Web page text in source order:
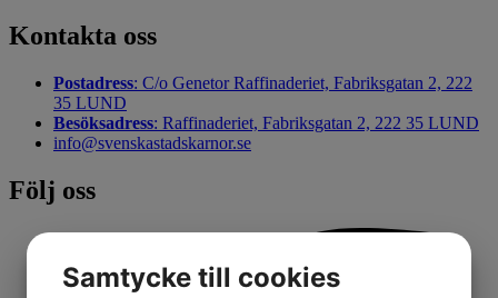
Kontakta oss
Postadress: C/o Genetor Raffinaderiet, Fabriksgatan 2, 222
35 LUND
Besöksadress: Raffinaderiet, Fabriksgatan 2, 222 35 LUND
info@svenskastadskarnor.se
Följ oss
Samtycke till cookies